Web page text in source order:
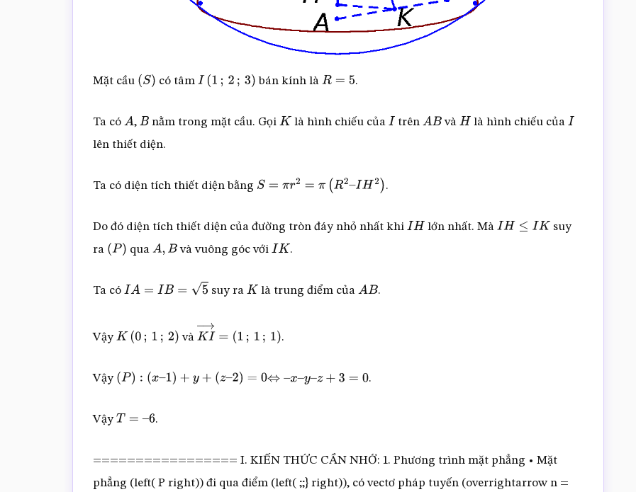
Mặt cầu (S) có tâm I( 1;2 ; 3) bán kính là R= .
Ta có A, B nằm trong mặt cầu. GọiK là hình chiếu của I trên AB vàH là hình chiếu củaI
lên thiết diện.
Ta có diện tích thiết diện bằng S=π r2= (R 2– IH2 .
Do đó diện tích thiết diện của đường tròn đáy nhỏ nhất khi IH lớn nhất. MàIH≤ IK
suy
ra (P qua A,B và vuông góc vớiIK .
Ta có IA=IB =5 suy ra K là trung điểm củaAB .
Vậy K( 0;1 ; ) và KI→= (1;1; 1) .
Vậy (P ):( x –1) +y+ ( z– ) =0 ⇔ x– y– + 3=0 .
Vậy T .
================= I. KIẾN THỨC CẦN NHỚ: 1. Phương trình mặt phẳng • Mặt
phẳng (left( P right)) đi qua điểm (left( ;;} right)), có vectơ pháp tuyến (overrightarrow n =